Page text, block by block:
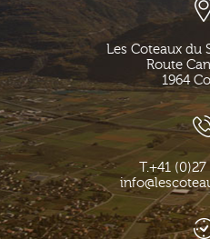
Les Coteaux du
Route
1964
T.+41 (0)27